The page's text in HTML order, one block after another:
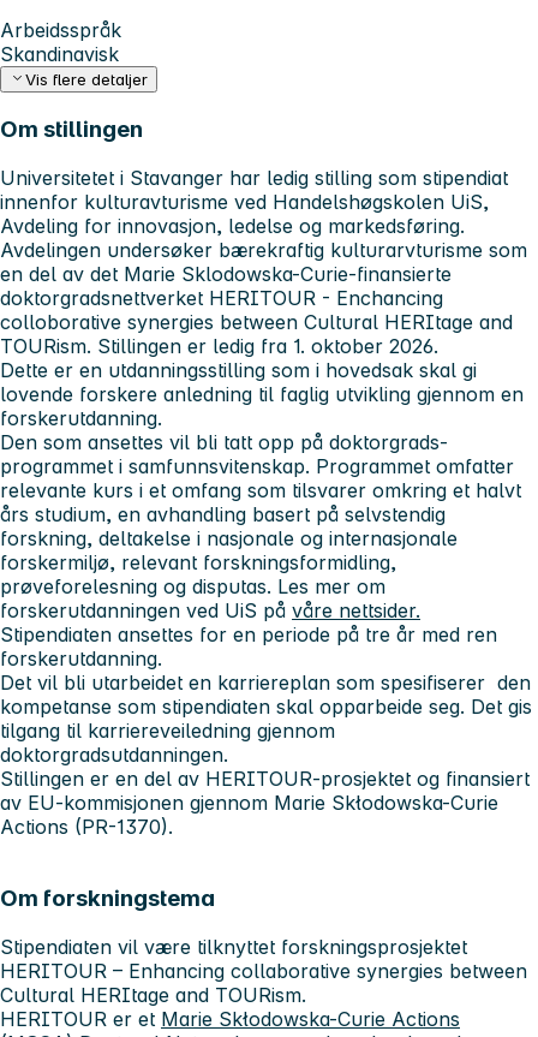
Arbeidsspråk
Skandinavisk
Vis flere detaljer
Om stillingen
Universitetet i Stavanger har ledig stilling som stipendiat
innenfor kulturavturisme ved Handelshøgskolen UiS,
Avdeling for innovasjon, ledelse og markedsføring.
Avdelingen undersøker bærekraftig kulturarvturisme som
en del av det Marie Sklodowska-Curie-finansierte
doktorgradsnettverket HERITOUR - Enchancing
colloborative synergies between Cultural HERItage and
TOURism. Stillingen er ledig fra 1. oktober 2026.
Dette er en utdanningsstilling som i hovedsak skal gi
lovende forskere anledning til faglig utvikling gjennom en
forskerutdanning.
Den som ansettes vil bli tatt opp på doktorgrads-
programmet i samfunnsvitenskap. Programmet omfatter
relevante kurs i et omfang som tilsvarer omkring et halvt
års studium, en avhandling basert på selvstendig
forskning, deltakelse i nasjonale og internasjonale
forskermiljø, relevant forskningsformidling,
prøveforelesning og disputas. Les mer om
forskerutdanningen ved UiS på våre nettsider.
Stipendiaten ansettes for en periode på tre år med ren
forskerutdanning.
Det vil bli utarbeidet en karriereplan som spesifiserer den
kompetanse som stipendiaten skal opparbeide seg. Det gis
tilgang til karriereveiledning gjennom
doktorgradsutdanningen.
Stillingen er en del av HERITOUR-prosjektet og finansiert
av EU-kommisjonen gjennom Marie Skłodowska-Curie
Actions (PR-1370).
Om forskningstema
Stipendiaten vil være tilknyttet forskningsprosjektet
HERITOUR – Enhancing collaborative synergies between
Cultural HERItage and TOURism.
HERITOUR er et Marie Skłodowska-Curie Actions